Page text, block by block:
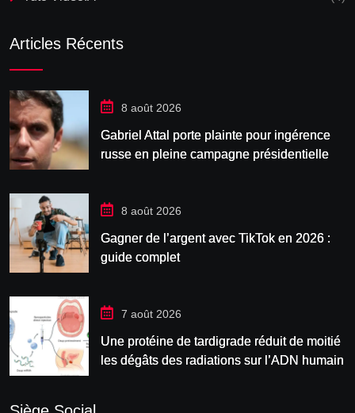
Articles Récents
8 août 2026
Gabriel Attal porte plainte pour ingérence
russe en pleine campagne présidentielle
8 août 2026
Gagner de l’argent avec TikTok en 2026 :
guide complet
7 août 2026
Une protéine de tardigrade réduit de moitié
les dégâts des radiations sur l’ADN humain